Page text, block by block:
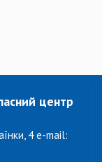
центр
4 e-mail: